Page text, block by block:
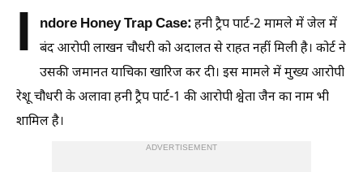
I ndore Honey Trap Case:हनी ट्रैप पार्ट-2 मामले में जेल में
बंद आरोपी लाखन चौधरी को अदालत से राहत नहीं मिली है। कोर्ट ने
उसकी जमानत याचिका खारिज कर दी। इस मामले में मुख्य आरोपी
रेशू चौधरी के अलावा हनी ट्रैप पार्ट-1 की आरोपी श्वेता जैन का नाम भी
शामिल है।
ADVERTISEMENT